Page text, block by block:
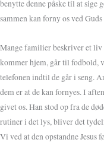
benytte denne påske til at sige
sammen kan forny os ved
Mange familier beskriver et liv
kommer hjem, går til fodbold,
telefonen indtil de går i seng.
dem er at de kan fornyes. I
givet os. Han stod op fra de
rutiner i det lys, bliver det
Vi ved at den opstandne Jesus